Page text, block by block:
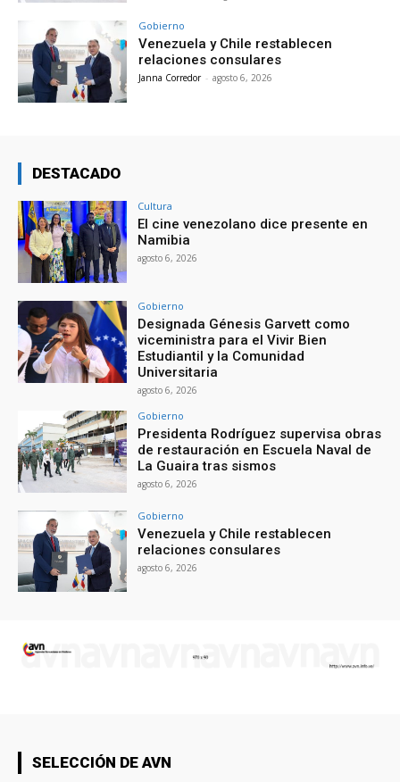
Gobierno
Venezuela y Chile restablecen
relaciones consulares
Janna Corredor - agosto 6, 2026
DESTACADO
Cultura
El cine venezolano dice presente en
Namibia
agosto 6, 2026
Gobierno
Designada Génesis Garvett como
viceministra para el Vivir Bien
Estudiantil y la Comunidad
Universitaria
agosto 6, 2026
Gobierno
Presidenta Rodríguez supervisa obras
de restauración en Escuela Naval de
La Guaira tras sismos
agosto 6, 2026
Gobierno
Venezuela y Chile restablecen
relaciones consulares
agosto 6, 2026
SELECCIÓN DE AVN